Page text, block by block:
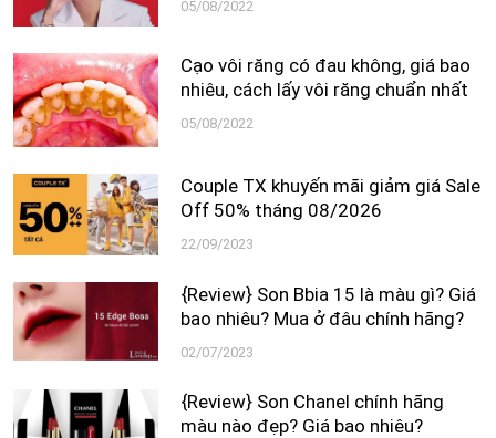
05/08/2022
Cạo vôi răng có đau không, giá bao
nhiêu, cách lấy vôi răng chuẩn nhất
05/08/2022
Couple TX khuyến mãi giảm giá Sale
Off 50% tháng 08/2026
22/09/2023
{Review} Son Bbia 15 là màu gì? Giá
bao nhiêu? Mua ở đâu chính hãng?
02/07/2023
{Review} Son Chanel chính hãng
màu nào đẹp? Giá bao nhiêu?